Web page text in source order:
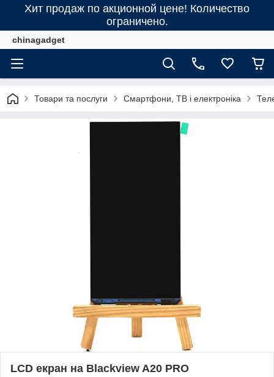
Хит продаж по акционной цене! Количество
ограничено.
chinagadget
Товари та послуги Смартфони, ТВ і електроніка
LCD екран на Blackview A20 PRO